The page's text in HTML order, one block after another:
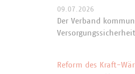
09.07.2026
Der Verband
Reform des Kraft-